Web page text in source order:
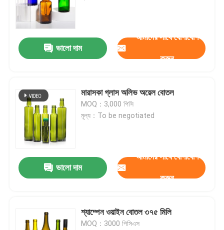
কারখানা ভ্রমণ
মান নিয়ন্ত্রণ
আমাদের সাথে যোগাযোগ করুন
উদ্ধৃতির জন্য আবেদন
কাচের বোতল
গ্লাস কাপ
ভালো দাম
আমাদের সাথে যোগাযোগ
করুন
মারাসকা গ্লাস অলিভ অয়েল বোতল
MOQ：3,000 পিসি
মূল্য：To be negotiated
ভালো দাম
আমাদের সাথে যোগাযোগ
করুন
শ্যাম্পেন ওয়াইন বোতল ৩৭৫ মিলি
MOQ：3000 পিসিএস